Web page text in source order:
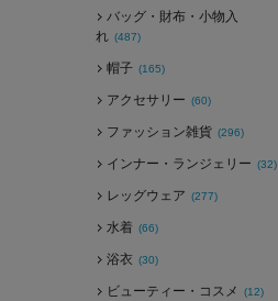
バッグ・財布・小物入
れ (487)
帽子 (165)
アクセサリー (60)
ファッション雑貨 (296)
インナー・ランジェリー (32)
レッグウェア (277)
水着 (66)
浴衣 (30)
ビューティー・コスメ (12)